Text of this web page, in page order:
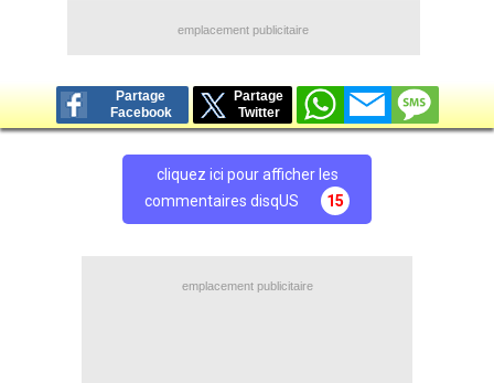
emplacement publicitaire
Partage
Facebook
Partage
Twitter
cliquez ici pour afficher les
commentaires disqUS
15
emplacement publicitaire